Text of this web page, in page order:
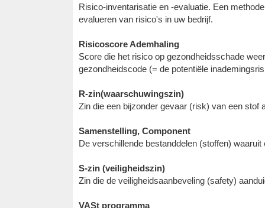
Risico-inventarisatie en -evaluatie. Een
evalueren van risico's in uw bedrijf.
Risicoscore Ademhaling
Score die het risico op gezondheidsschade
gezondheidscode (= de potentiële
R-zin(waarschuwingszin)
Zin die een bijzonder gevaar (risk) van een stof
Samenstelling, Component
De verschillende bestanddelen (stoffen)
S-zin (veiligheidszin)
Zin die de veiligheidsaanbeveling (safety)
VASt programma